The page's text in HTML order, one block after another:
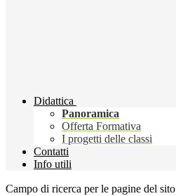
Didattica
Panoramica
Offerta Formativa
I progetti delle classi
Contatti
Info utili
Campo di ricerca per le pagine del sito